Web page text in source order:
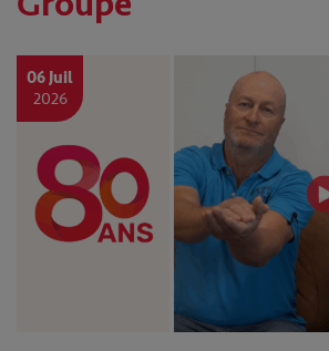
06 Juil
2026